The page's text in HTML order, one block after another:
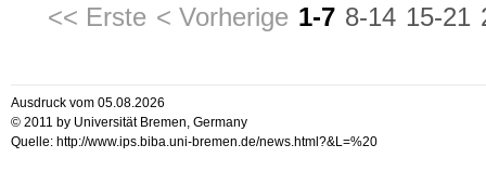
<< Erste < Vorherige 1-7 8-14 15-21
Ausdruck vom 05.08.2026
© 2011 by Universität Bremen, Germany
Quelle: http://www.ips.biba.uni-bremen.de/news.html?&L=%20